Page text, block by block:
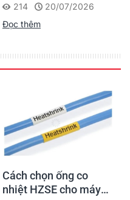
dấu một lần, tra cứu
trọn đời công trình
214
20/07/2026
Đọc thêm
Cách chọn ống co
nhiệt HZSE cho máy in